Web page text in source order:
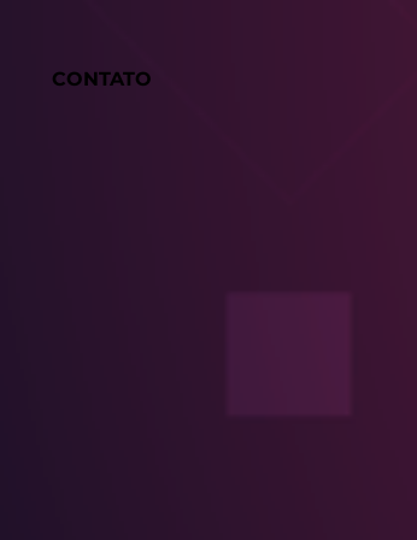
CONTATO